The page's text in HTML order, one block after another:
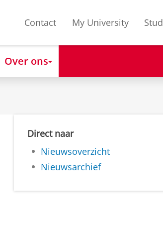
Contact My University
Over ons
Direct naar
Nieuwsoverzicht
Nieuwsarchief